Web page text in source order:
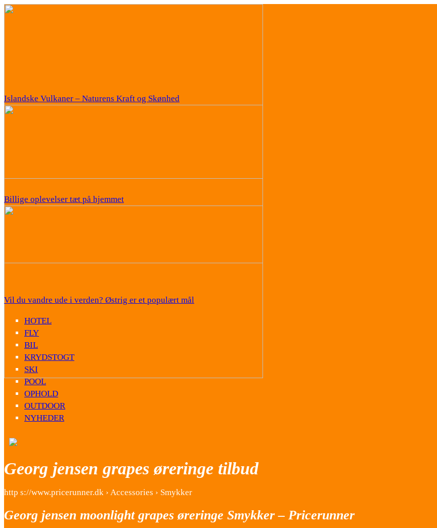
Islandske Vulkaner – Naturens Kraft og Skønhed
Billige oplevelser tæt på hjemmet
Vil du vandre ude i verden? Østrig er et populært mål
HOTEL
FLY
BIL
KRYDSTOGT
SKI
POOL
OPHOLD
OUTDOOR
NYHEDER
Georg jensen grapes øreringe tilbud
http s://www.pricerunner.dk › Accessories › Smykker
Georg jensen moonlight grapes øreringe Smykker – Pricerunner